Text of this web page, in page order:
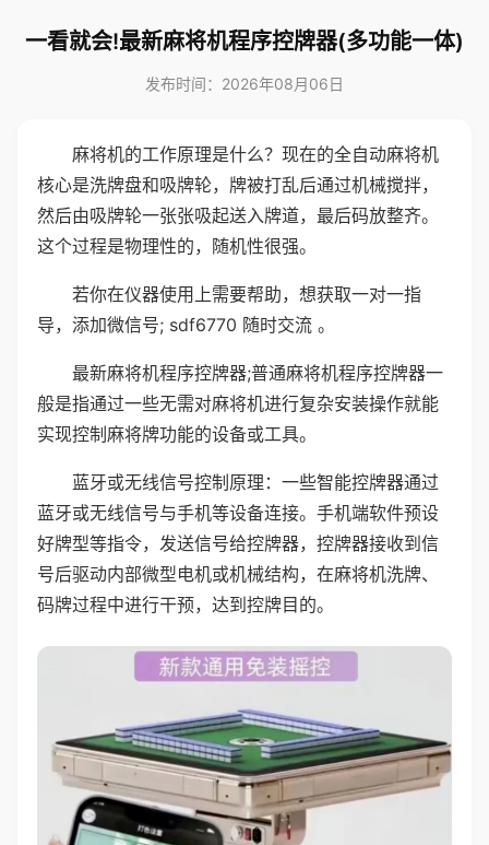
一看就会!最新麻将机程序控牌器(多功能一体)
发布时间：2026年08月06日
麻将机的工作原理是什么？现在的全自动麻将机
核心是洗牌盘和吸牌轮，牌被打乱后通过机械搅拌，
然后由吸牌轮一张张吸起送入牌道，最后码放整齐。
这个过程是物理性的，随机性很强。
若你在仪器使用上需要帮助，想获取一对一指
导，添加微信号; sdf6770 随时交流 。
最新麻将机程序控牌器;普通麻将机程序控牌器一
般是指通过一些无需对麻将机进行复杂安装操作就能
实现控制麻将牌功能的设备或工具。
蓝牙或无线信号控制原理：一些智能控牌器通过
蓝牙或无线信号与手机等设备连接。手机端软件预设
好牌型等指令，发送信号给控牌器，控牌器接收到信
号后驱动内部微型电机或机械结构，在麻将机洗牌、
码牌过程中进行干预，达到控牌目的。